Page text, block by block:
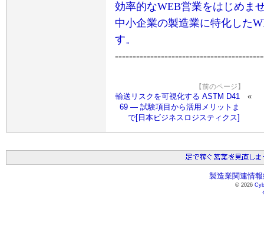
効率的なWEB営業をはじめま
中小企業の製造業に特化した
す。
【前のページ】
輸送リスクを可視化する ASTM D41
69 ― 試験項目から活用メリットま
で[日本ビジネスロジスティクス]
製造業関連情
© 2026